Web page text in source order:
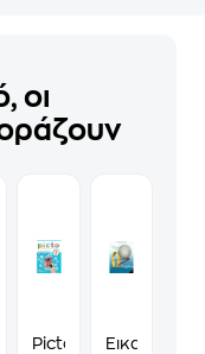
οι
Picto
Εικαστικά